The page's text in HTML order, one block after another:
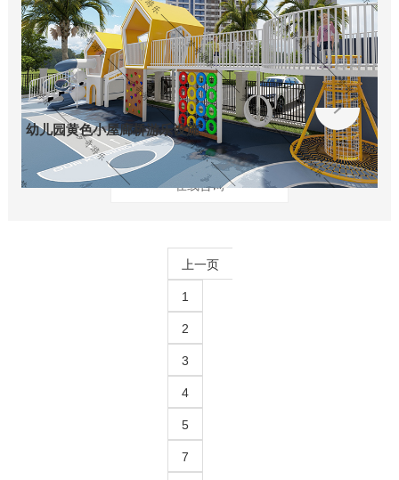
幼儿园黄色小屋廊桥游乐设施
在线咨询
上一页
1
2
3
4
5
7